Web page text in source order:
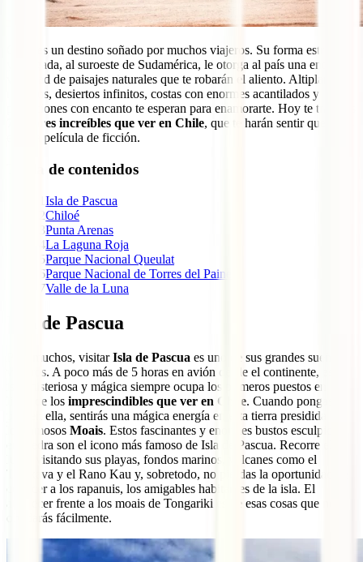
Chile es un destino soñado por muchos viajeros. Su forma estrecha
y alargada, al suroeste de Sudamérica, le otorga al país una enorme
variedad de paisajes naturales que te robarán el aliento. Altiplanos
nevados, desiertos infinitos, costas con enormes acantilados y
poblaciones con encanto te esperan para enamorarte. Hoy te traemos
7 lugares increíbles que ver en Chile, que te harán sentir que estás
en una película de ficción.
Tabla de contenidos
Isla de Pascua
2Chiloé
3Punta Arenas
4La Laguna Roja
5Parque Nacional Queulat
6Parque Nacional de Torres del Paine
7Valle de la Luna
Isla de Pascua
Para muchos, visitarIsla de Pascua es uno de sus grandes sueños
viajeros. A poco más de 5 horas en avión desde el continente, esta
isla misteriosa y mágica siempre ocupa los primeros puestos en las
listas de los imprescindibles que ver en Chile. Cuando pongas tu
pies en ella, sentirás una mágica energía en esta tierra presidida por
los famosos Moais. Estos fascinantes y enormes bustos esculpidos
en piedra son el icono más famoso de Isla de Pascua. Recorre el
lugar visitando sus playas, fondos marinos, volcanes como el
Terekava y el Rano Kau y, sobretodo, no pierdas la oportunidad de
conocer a los rapanuis, los amigables habitantes de la isla. El
atardecer frente a los moais de Tongariki es de esas cosas que no
olvidarás fácilmente.